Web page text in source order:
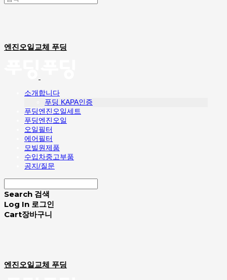
엔진오일교체 푸딩
소개합니다
푸딩 KAPA인증
푸딩엔진오일세트
푸딩엔진오일
오일필터
에어필터
모빌원제품
수입차중고부품
공지/질문
Search 검색
Log In 로그인
Cart장바구니
엔진오일교체 푸딩